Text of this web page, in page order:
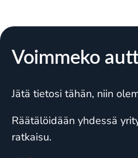
Voimmeko
Jätä tietosi tähän, niin
Räätälöidään yhdessä
ratkaisu.